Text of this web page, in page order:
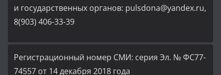
и государственных органов: pulsdona@yandex.ru,
8(903) 406-33-39
Регистрационный номер СМИ: серия Эл. № ФС77-
74557 от 14 декабря 2018 года